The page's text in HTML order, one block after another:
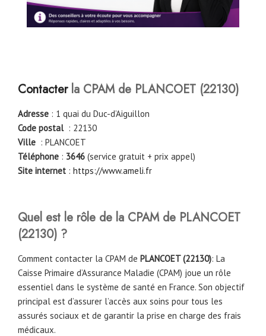
Contacterla CPAM de PLANCOET (22130)
Adresse : 1 quai du Duc-d’Aiguillon
Code postal: 22130
Ville : PLANCOET
Téléphone : 3646 (service gratuit + prix appel)
Site internet : https://www.ameli.fr
Quel est le rôle de la CPAM de PLANCOET
(22130) ?
Comment contacter la CPAM de PLANCOET (22130): La
Caisse Primaire d’Assurance Maladie (CPAM) joue un rôle
essentiel dans le système de santé en France. Son objectif
principal est d’assurer l’accès aux soins pour tous les
assurés sociaux et de garantir la prise en charge des frais
médicaux.